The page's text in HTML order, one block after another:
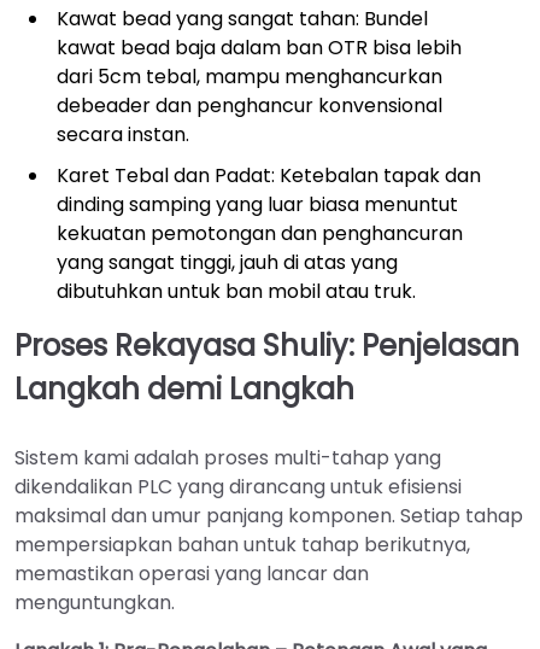
Kawat bead yang sangat tahan: Bundel
kawat bead baja dalam ban OTR bisa lebih
dari 5cm tebal, mampu menghancurkan
debeader dan penghancur konvensional
secara instan.
Karet Tebal dan Padat: Ketebalan tapak dan
dinding samping yang luar biasa menuntut
kekuatan pemotongan dan penghancuran
yang sangat tinggi, jauh di atas yang
dibutuhkan untuk ban mobil atau truk.
Proses Rekayasa Shuliy: Penjelasan
Langkah demi Langkah
Sistem kami adalah proses multi-tahap yang
dikendalikan PLC yang dirancang untuk efisiensi
maksimal dan umur panjang komponen. Setiap tahap
mempersiapkan bahan untuk tahap berikutnya,
memastikan operasi yang lancar dan
menguntungkan.